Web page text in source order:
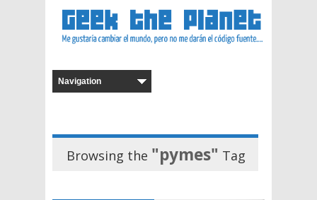
Browsing the "pymes" Tag